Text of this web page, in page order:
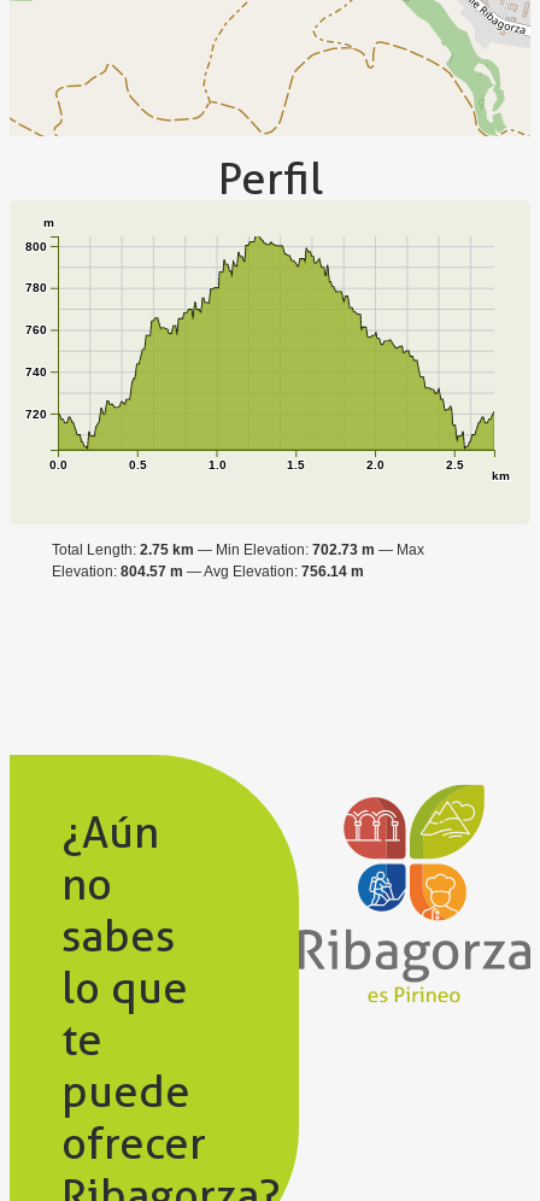
Perfil
0.0 0.5 1.0 1.5 2.0 2.5
km
720
740
760
780
800
m
Total Length: 2.75 km Min Elevation: 702.73 m
Max
Elevation: 804.57 m Avg Elevation: 756.14 m
¿Aún
no
sabes
lo que
te
puede
ofrecer